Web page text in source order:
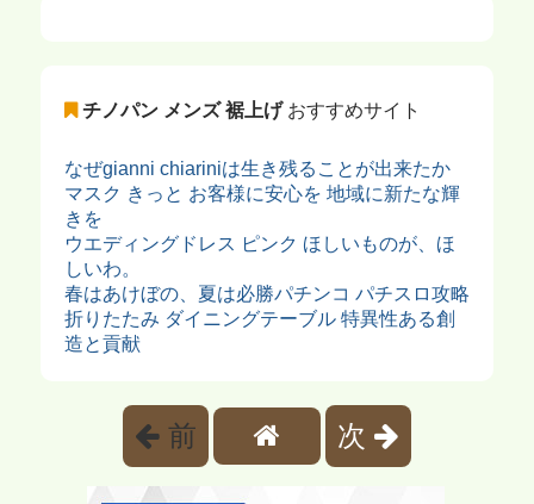
チノパン メンズ 裾上げおすすめサイト
なぜgianni chiariniは生き残ることが出来たか
マスク きっと お客様に安心を 地域に新たな輝
きを
ウエディングドレス ピンク ほしいものが、ほ
しいわ。
春はあけぼの、夏は必勝パチンコ パチスロ攻略
折りたたみ ダイニングテーブル 特異性ある創
造と貢献
前 次